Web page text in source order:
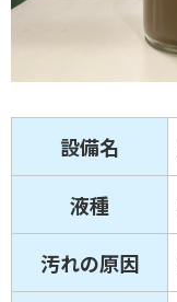
設備名
液種
汚れの原因